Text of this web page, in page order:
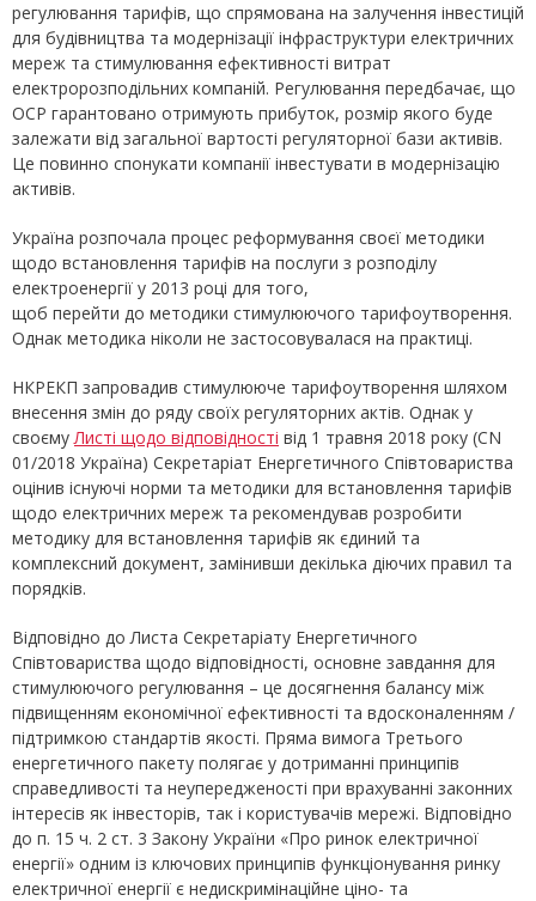
регулювання тарифів, що спрямована на залучення інвестицій
для будівництва та модернізації інфраструктури електричних
мереж та стимулювання ефективності витрат
електророзподільних компаній. Регулювання передбачає, що
ОСР гарантовано отримують прибуток, розмір якого буде
залежати від загальної вартості регуляторної бази активів.
Це повинно спонукати компанії інвестувати в модернізацію
активів.
Україна розпочала процес реформування своєї методики
щодо встановлення тарифів на послуги з розподілу
електроенергії у 2013 році для того,
щоб перейти до методики стимулюючого тарифоутворення.
Однак методика ніколи не застосовувалася на практиці.
НКРЕКП запровадив стимулююче тарифоутворення шляхом
внесення змін до ряду своїх регуляторних актів. Однак у
своємуЛисті щодо відповідності від 1 травня 2018 року (CN
01/2018 Україна) Секретаріат Енергетичного Співтовариства
оцінив існуючі норми та методики для встановлення тарифів
щодо електричних мереж та рекомендував розробити
методику для встановлення тарифів як єдиний та
комплексний документ, замінивши декілька діючих правил та
порядків.
Відповідно до Листа Секретаріату Енергетичного
Співтовариства щодо відповідності, основне завдання для
стимулюючого регулювання – це досягнення балансу між
підвищенням економічної ефективності та вдосконаленням /
підтримкою стандартів якості. Пряма вимога Третього
енергетичного пакету полягає у дотриманні принципів
справедливості та неупередженості при врахуванні законних
інтересів як інвесторів, так і користувачів мережі. Відповідно
до п. 15 ч. 2 ст. 3 Закону України «Про ринок електричної
енергії» одним із ключових принципів функціонування ринку
електричної енергії є недискримінаційне ціно- та